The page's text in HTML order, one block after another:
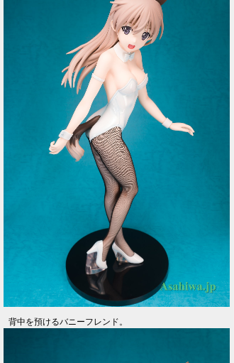
背中を預けるバニーフレンド。